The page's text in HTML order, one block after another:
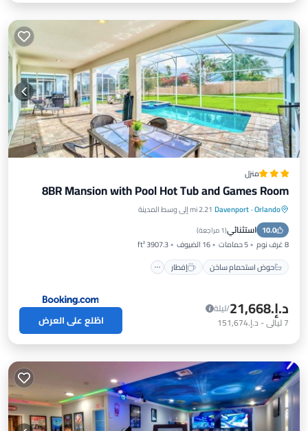
منزل
8BR Mansion with Pool Hot Tub and Games Room
Orlando
·
Davenport 2.21 mi إلى وسط المدينة
10.0 استثنائي(1 مراجعة )
8 غرف نوم 5 حمامات 16 الضيوف
3907.3 ft²
حوض استحمام ساخن
إفطار
حوض استحمام ساخن
إفطار
موقف سيارات
د.إ.‏21,668
/ليلة
7ليالي- د.إ.‏151,674 اطّلع على العرض